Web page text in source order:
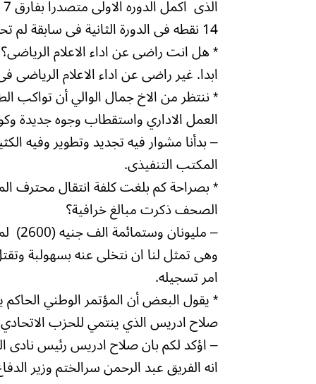
14 نقطه فى الدورة الثانية فى سابقة لم تحدث فى العالم وهل يعنى ذلك ماحدث تم بفعل فاعل.
* هل انت راضى عن اداء الاعلام الرياضى؟
ابدا. غير راضى عن اداء الاعلام الرياضى
* ننتظر من الاخ جمال الوالي أن تواكب
العمل الاداري واستقطاب وجوه جديدة
– بدأنا مشوار فيه تجديد وتطوير وفيه
المكتب التنفيذى.
* بصراحة كم بلغت كلفة انتقال محترف
الصحف ذكرت مبالغ خرافية؟
وهى تمثل لنا ان نتخلى عنه بسهولبة
امر تسجيله.
* يقول البعض أن المؤتمر الوطني
صلاح ادريس الذي ينتمي للحزب
– اؤكد لكم بان صلاح ادريس رئيس نادى
انه الفريق عبد الرحمن سرالختم وزير